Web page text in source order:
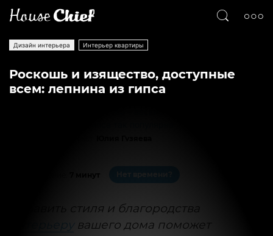
Дизайн интерьера Интерьер квартиры
Роскошь и изящество, доступные
всем: лепнина из гипса
Добавить стиля и благородства
интерьеру вашего дома поможет